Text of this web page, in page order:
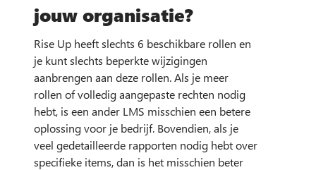
jouw organisatie?
Rise Up heeft slechts 6 beschikbare rollen en
je kunt slechts beperkte wijzigingen
aanbrengen aan deze rollen. Als je meer
rollen of volledig aangepaste rechten nodig
hebt, is een ander LMS misschien een betere
oplossing voor je bedrijf. Bovendien, als je
veel gedetailleerde rapporten nodig hebt over
specifieke items, dan is het misschien beter